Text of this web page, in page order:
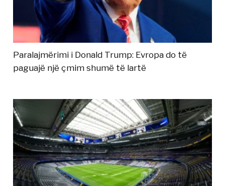
Paralajmërimi i Donald Trump: Evropa do të
paguajë një çmim shumë të lartë